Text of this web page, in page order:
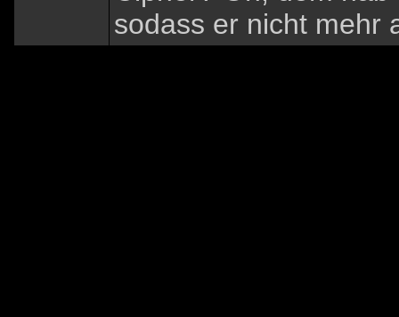
sodass er nicht mehr